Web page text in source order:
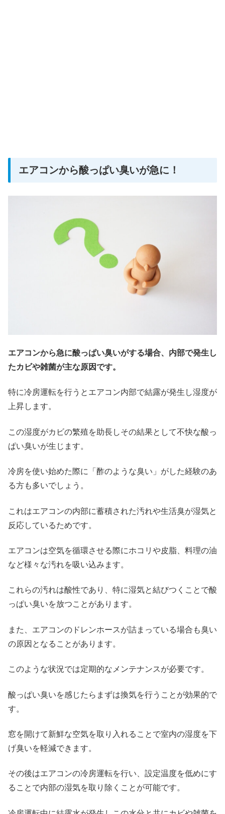
エアコンから酸っぱい臭いが急に！
エアコンから急に酸っぱい臭いがする場合、内部で発生し
たカビや雑菌が主な原因です。
特に冷房運転を行うとエアコン内部で結露が発生し湿度が
上昇します。
この湿度がカビの繁殖を助長しその結果として不快な酸っ
ぱい臭いが生じます。
冷房を使い始めた際に「酢のような臭い」がした経験のあ
る方も多いでしょう。
これはエアコンの内部に蓄積された汚れや生活臭が湿気と
反応しているためです。
エアコンは空気を循環させる際にホコリや皮脂、料理の油
など様々な汚れを吸い込みます。
これらの汚れは酸性であり、特に湿気と結びつくことで酸
っぱい臭いを放つことがあります。
また、エアコンのドレンホースが詰まっている場合も臭い
の原因となることがあります。
このような状況では定期的なメンテナンスが必要です。
酸っぱい臭いを感じたらまずは換気を行うことが効果的で
す。
窓を開けて新鮮な空気を取り入れることで室内の湿度を下
げ臭いを軽減できます。
その後はエアコンの冷房運転を行い、設定温度を低めにす
ることで内部の湿気を取り除くことが可能です。